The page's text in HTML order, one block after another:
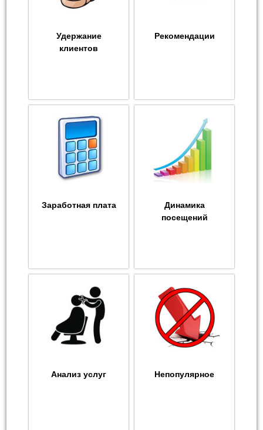
Удержание
клиентов
Рекомендации
Заработная плата
Динамика
посещений
Анализ услуг Непопулярное